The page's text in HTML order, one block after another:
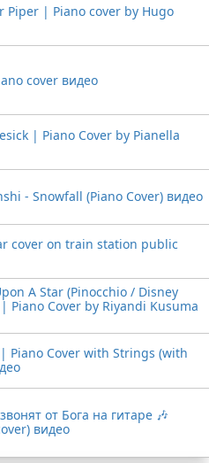
Piper | Piano cover by Hugo
cover видео
| Piano Cover by Pianella
- Snowfall (Piano Cover) видео
cover on train station public
A Star (Pinocchio / Disney
Piano Cover by Riyandi Kusuma
Piano Cover with Strings (with
от Бога на гитаре 🎶
видео